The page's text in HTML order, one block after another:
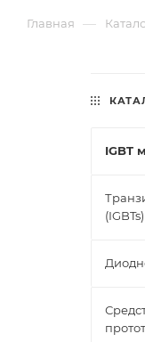
Главная —
IGBT
(IGBTs)